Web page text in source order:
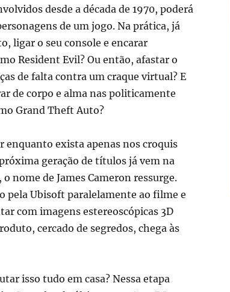
desde a década de 1970, poderá
de um jogo. Na prática, já
ligar o seu console e encarar
Resident Evil? Ou então, afastar o
de falta contra um craque virtual? E
de corpo e alma nas politicamente
Grand Theft Auto?
enquanto exista apenas nos croquis
geração de títulos já vem na
nome de James Cameron ressurge.
pela Ubisoft paralelamente ao filme e
com imagens estereoscópicas 3D
cercado de segredos, chega às
isso tudo em casa? Nessa etapa